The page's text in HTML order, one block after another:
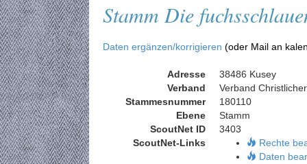
Stamm Die
Daten ergänzen/korrigieren (oder Mail an
Adresse
38486 Kusey
Verband
Verband
Stammesnummer
180110
Ebene
Stamm
ScoutNet ID
3403
ScoutNet-Links
Rechte
Daten